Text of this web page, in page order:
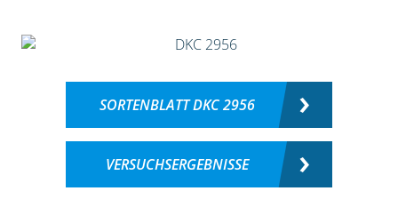
SORTENBLATT DKC 2956
VERSUCHSERGEBNISSE